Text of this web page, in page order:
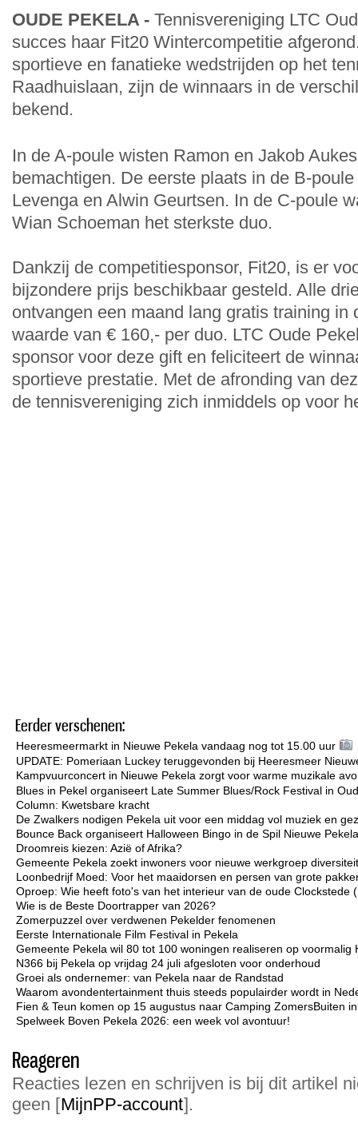
OUDE PEKELA - Tennisvereniging LTC
succes haar Fit20 Wintercompetitie
sportieve en fanatieke wedstrijden op het
Raadhuislaan, zijn de winnaars in de
bekend.
In de A-poule wisten Ramon en Jakob
bemachtigen. De eerste plaats in de B-
Levenga en Alwin Geurtsen. In de C-poule
Wian Schoeman het sterkste duo.
Dankzij de competitiesponsor, Fit20, is er
bijzondere prijs beschikbaar gesteld. Alle
ontvangen een maand lang gratis training in
waarde van € 160,- per duo. LTC Oude
sponsor voor deze gift en feliciteert de
sportieve prestatie. Met de afronding van
de tennisvereniging zich inmiddels op voor
Eerder verschenen:
Heeresmeermarkt in Nieuwe Pekela vandaag nog tot 15.00 uur
UPDATE: Pomeriaan Luckey teruggevonden bij Heeresmeer
Kampvuurconcert in Nieuwe Pekela zorgt voor warme muzikale
Blues in Pekel organiseert Late Summer Blues/Rock Festival in
Column: Kwetsbare kracht
De Zwalkers nodigen Pekela uit voor een middag vol muziek en
Bounce Back organiseert Halloween Bingo in de Spil Nieuwe Pekela
Droomreis kiezen: Azië of Afrika?
Gemeente Pekela zoekt inwoners voor nieuwe werkgroep
Loonbedrijf Moed: Voor het maaidorsen en persen van grote
Oproep: Wie heeft foto's van het interieur van de oude Clockstede
Wie is de Beste Doortrapper van 2026?
Zomerpuzzel over verdwenen Pekelder fenomenen
Eerste Internationale Film Festival in Pekela
Gemeente Pekela wil 80 tot 100 woningen realiseren op voormalig
N366 bij Pekela op vrijdag 24 juli afgesloten voor onderhoud
Groei als ondernemer: van Pekela naar de Randstad
Waarom avondentertainment thuis steeds populairder wordt in
Fien & Teun komen op 15 augustus naar Camping ZomersBuiten
Spelweek Boven Pekela 2026: een week vol avontuur!
Reageren
Reacties lezen en schrijven is bij dit artikel
geen [MijnPP-account].